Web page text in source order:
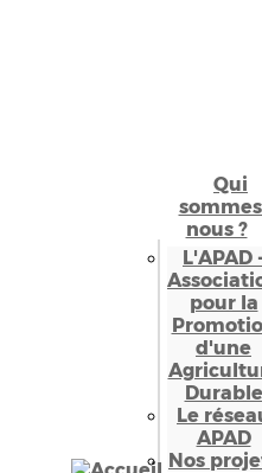
Qui
nous ?
L'APAD -
pour la
d'une
Durable
Le
APAD
Nos